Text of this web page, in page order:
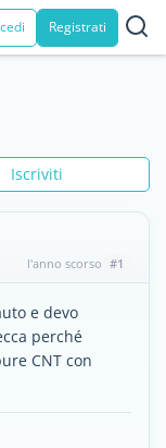
Registrati
Iscriviti
l'anno scorso #1
e devo
perché
CNT con